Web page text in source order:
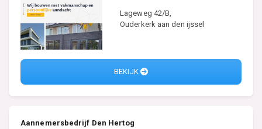
Lageweg 42/B,
Ouderkerk aan den ijssel
BEKIJK
Aannemersbedrijf Den Hertog